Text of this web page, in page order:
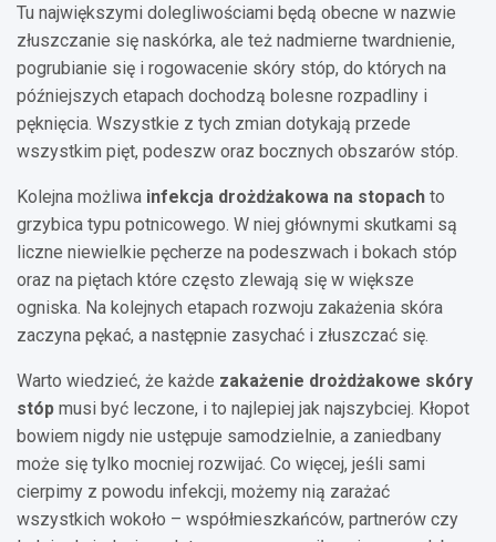
Tu największymi dolegliwościami będą obecne w nazwie
złuszczanie się naskórka, ale też nadmierne twardnienie,
pogrubianie się i rogowacenie skóry stóp, do których na
późniejszych etapach dochodzą bolesne rozpadliny i
pęknięcia. Wszystkie z tych zmian dotykają przede
wszystkim pięt, podeszw oraz bocznych obszarów stóp.
Kolejna możliwa infekcja drożdżakowa na stopach to
grzybica typu potnicowego. W niej głównymi skutkami są
liczne niewielkie pęcherze na podeszwach i bokach stóp
oraz na piętach które często zlewają się w większe
ogniska. Na kolejnych etapach rozwoju zakażenia skóra
zaczyna pękać, a następnie zasychać i złuszczać się.
Warto wiedzieć, że każde zakażenie drożdżakowe skóry
stóp musi być leczone, i to najlepiej jak najszybciej. Kłopot
bowiem nigdy nie ustępuje samodzielnie, a zaniedbany
może się tylko mocniej rozwijać. Co więcej, jeśli sami
cierpimy z powodu infekcji, możemy nią zarażać
wszystkich wokoło – współmieszkańców, partnerów czy